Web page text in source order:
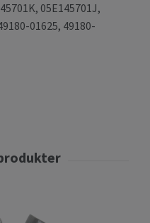
05E145701J,
01625, 49180-